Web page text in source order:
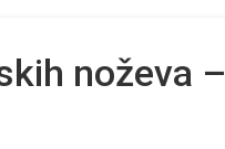
noževa –